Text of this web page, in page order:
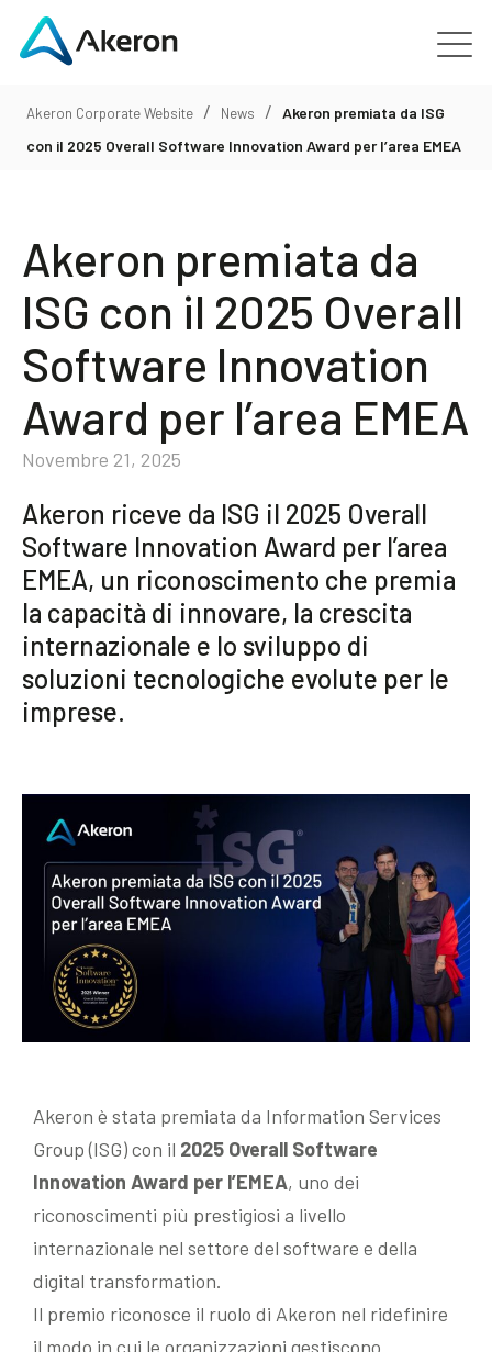
Piattaforme
Clienti
Le persone
News
Contattaci
Community
IT
Akeron Corporate Website / News / Akeron premiata da ISG
con il 2025 Overall Software Innovation Award per l’area EMEA
Akeron premiata da
ISG con il 2025 Overall
Software Innovation
Award per l’area EMEA
Novembre 21, 2025
Akeron riceve da ISG il 2025 Overall
Software Innovation Award per l’area
EMEA, un riconoscimento che premia
la capacità di innovare, la crescita
internazionale e lo sviluppo di
soluzioni tecnologiche evolute per le
imprese.
Akeron è stata premiata da Information Services
Group (ISG) con il 2025 Overall Software
Innovation Award per l’EMEA, uno dei
riconoscimenti più prestigiosi a livello
internazionale nel settore del software e della
digital transformation.
Il premio riconosce il ruolo di Akeron nel ridefinire
il modo in cui le organizzazioni gestiscono